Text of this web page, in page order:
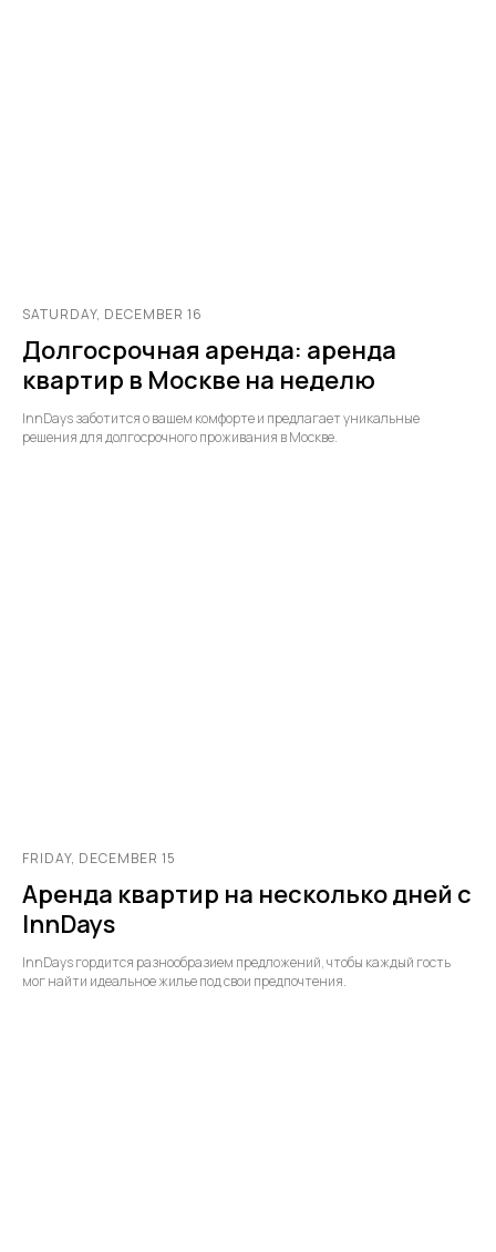
SATURDAY, DECEMBER 16
Долгосрочная аренда: аренда
квартир в Москве на неделю
InnDays заботится о вашем комфорте и предлагает уникальные
решения для долгосрочного проживания в Москве.
FRIDAY, DECEMBER 15
Аренда квартир на несколько дней с
InnDays
InnDays гордится разнообразием предложений, чтобы каждый гость
мог найти идеальное жилье под свои предпочтения.